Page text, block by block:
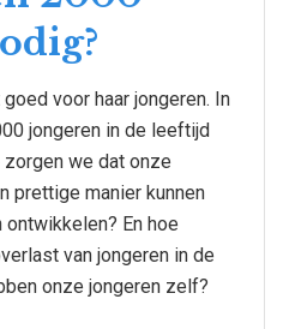
voor haar jongeren. In
jongeren in de leeftijd
zorgen we dat onze
prettige manier kunnen
En hoe
van jongeren in de
onze jongeren zelf?